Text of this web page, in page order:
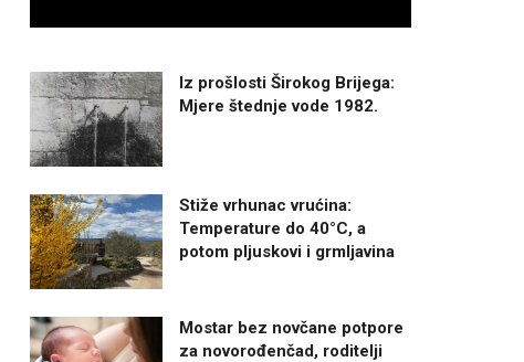
Iz prošlosti Širokog Brijega:
Mjere štednje vode 1982.
Stiže vrhunac vrućina:
Temperature do 40°C, a
potom pljuskovi i grmljavina
Mostar bez novčane potpore
za novorođenčad, roditelji